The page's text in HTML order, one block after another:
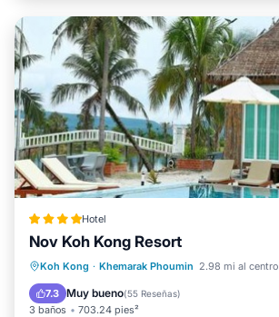
Hotel
Nov Koh Kong Resort
Koh Kong · Khemarak Phoumin 2.98 mi al centro
7.3 Muy bueno(55 Reseñas)
3 baños 703.24 pies²
Frente al mar
Desayuno
Aparcamiento